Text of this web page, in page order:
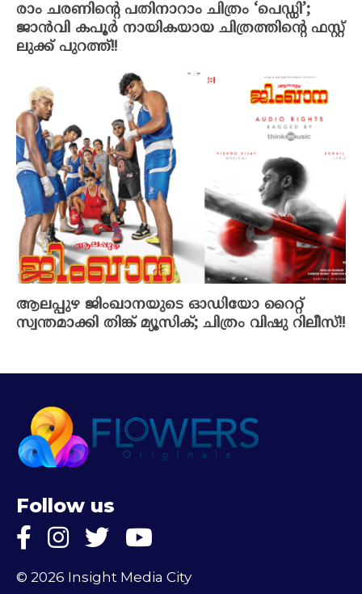
രാം ചരണിൻ്റെ പതിനാറാം ചിത്രം ‘പെഡ്ഡി’;
ജാൻവി കപൂർ നായികയായ ചിത്രത്തിന്റെ ഫസ്റ്റ്
ലുക്ക് പുറത്ത്!!
ആലപ്പുഴ ജിംഖാനയുടെ ഓഡിയോ റൈറ്റ്
സ്വന്തമാക്കി തിങ്ക് മ്യൂസിക്; ചിത്രം വിഷു റിലീസ്!!
Follow us
© 2026 Insight Media City